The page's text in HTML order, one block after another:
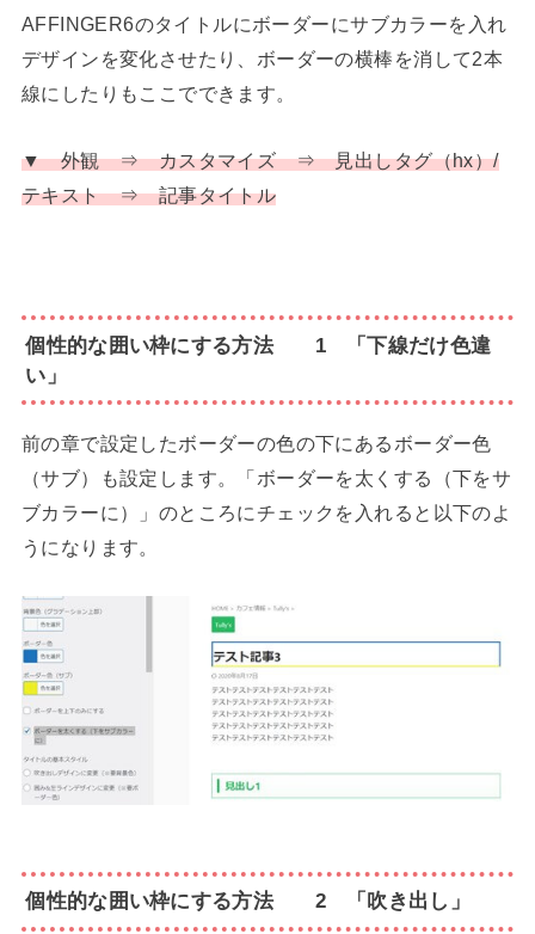
AFFINGER6のタイトルにボーダーにサブカラーを入れ
デザインを変化させたり、ボーダーの横棒を消して2本
線にしたりもここでできます。
▼ 外観 ⇒ カスタマイズ ⇒ 見出しタグ（hx）/
テキスト ⇒ 記事タイトル
個性的な囲い枠にする方法 1 「下線だけ色違
い」
前の章で設定したボーダーの色の下にあるボーダー色
（サブ）も設定します。「ボーダーを太くする（下をサ
ブカラーに）」のところにチェックを入れると以下のよ
うになります。
個性的な囲い枠にする方法 2 「吹き出し」